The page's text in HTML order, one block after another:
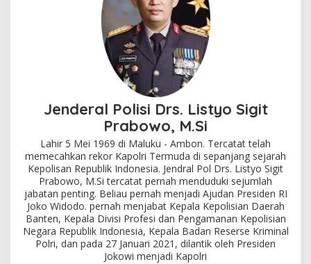
Jenderal Polisi Drs. Listyo Sigit
Prabowo, M.Si
Lahir 5 Mei 1969 di Maluku - Ambon. Tercatat telah
memecahkan rekor Kapolri Termuda di sepanjang sejarah
Kepolisan Republik Indonesia. Jendral Pol Drs. Listyo Sigit
Prabowo, M.Si tercatat pernah menduduki sejumlah
jabatan penting. Beliau pernah menjadi Ajudan Presiden RI
Joko Widodo. pernah menjabat Kepala Kepolisian Daerah
Banten, Kepala Divisi Profesi dan Pengamanan Kepolisian
Negara Republik Indonesia, Kepala Badan Reserse Kriminal
Polri, dan pada 27 Januari 2021, dilantik oleh Presiden
Jokowi menjadi Kapolri